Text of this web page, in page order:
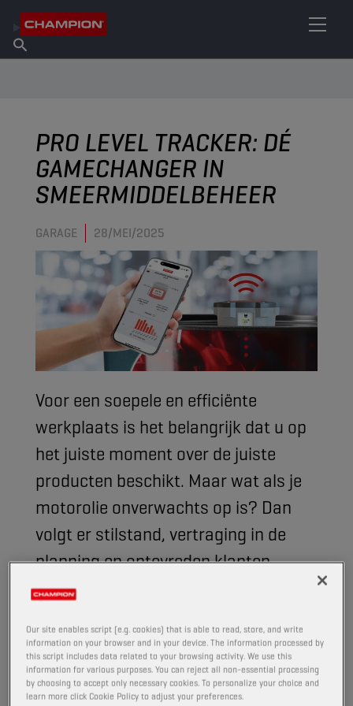
Over Champion
Vind een verkooppunt
PRO LEVEL TRACKER: DÉ
GAMECHANGER IN
SMEERMIDDELBEHEER
GARAGE 28/MEI/2025
Voor een ​​soepele en efficiënte
werkplaats is het belangrijk dat u op
het juiste moment over de juiste
producten beschikt. Maar wat als je
motorolie onverwachts op is? Dan
volgt er stilstand, vertraging in de
planning en ontevreden klanten.
Daarom heeft Champion Lubricants
FoxInsights omPRO Level Trackerte
introduceren—een baanbrekend
monitoringsysteem voor
Our site enables script (e.g. cookies) that is able to read, store, and write
information on your browser and in your device. The information processed by
this script includes data related to your browsing activity. We use this
information for various purposes. You can reject all non-essential processing
by choosing to accept only necessary cookies. To personalize your choice and
learn more click Cookie Policy to adjust your preferences.